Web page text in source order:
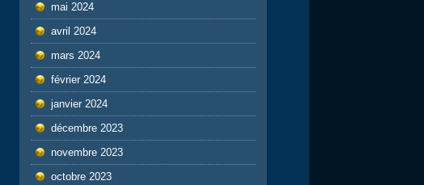
mai 2024
avril 2024
mars 2024
février 2024
janvier 2024
décembre 2023
novembre 2023
octobre 2023